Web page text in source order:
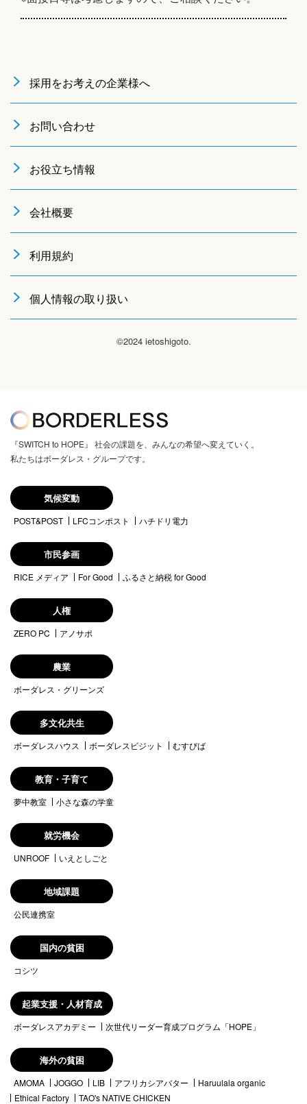
採用をお考えの企業様へ
お問い合わせ
お役立ち情報
会社概要
利用規約
個人情報の取り扱い
©2024 ietoshigoto.
『SWITCH to HOPE』 社会の課題を、みんなの希望へ変えていく。
私たちはボーダレス・グループです。
気候変動
POST&POST LFCコンポスト ハチドリ電力
市民参画
RICE メディア For Good ふるさと納税 for Good
人権
ZERO PC アノサポ
農業
ボーダレス・グリーンズ
多文化共生
ボーダレスハウス ボーダレスビジット むすびば
教育・子育て
夢中教室 小さな森の学童
就労機会
UNROOF いえとしごと
地域課題
公民連携室
国内の貧困
コシツ
起業支援・人材育成
ボーダレスアカデミー 次世代リーダー育成プログラム「HOPE」
海外の貧困
AMOMA JOGGO LIB アフリカシアバター
Haruulala organic
Ethical Factory
TAO's NATIVE CHICKEN